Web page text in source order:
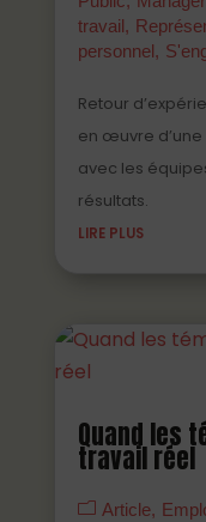
travail
personnel
Retour
en œuvre
avec les
résultats.
LIRE PLUS
Quand les
travail réel
Article